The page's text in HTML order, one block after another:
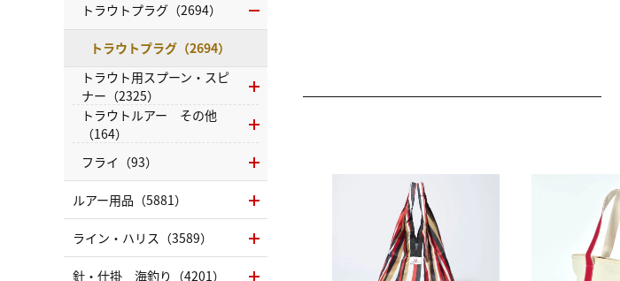
トラウトプラグ（2694）
トラウトプラグ（2694）
トラウト用スプーン・スピ
ナー（2325）
トラウトルアー その他
（164）
フライ（93）
ルアー用品（5881）
ライン・ハリス（3589）
針・仕掛 海釣り（4201）